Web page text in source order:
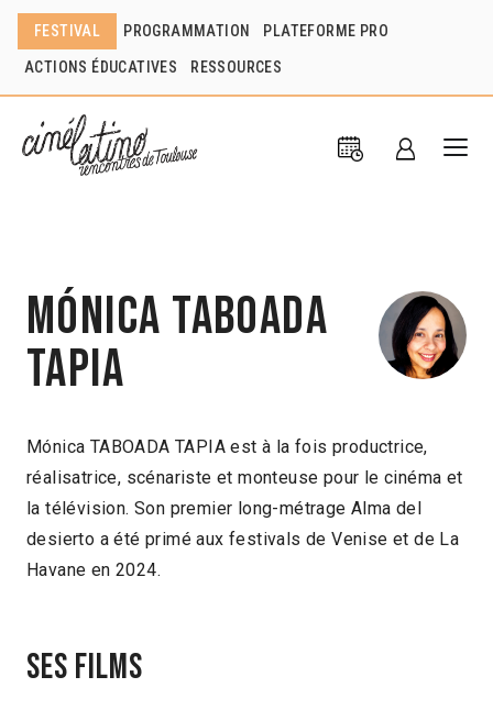
FESTIVAL PROGRAMMATION PLATEFORME PRO
ACTIONS ÉDUCATIVES RESSOURCES
Mónica Taboada
Tapia
Mónica TABOADA TAPIA est à la fois productrice,
réalisatrice, scénariste et monteuse pour le cinéma et
la télévision. Son premier long-métrage Alma del
desierto a été primé aux festivals de Venise et de La
Havane en 2024.
Ses films